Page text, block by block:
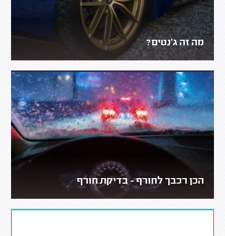
מה זה ג'נטים?
הכן רכבך לחורף - בדיקת חורף